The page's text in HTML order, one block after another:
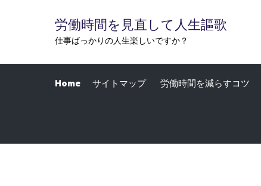
労働時間を見直して人生謳歌
仕事ばっかりの人生楽しいですか？
Home サイトマップ 労働時間を減らすコツ